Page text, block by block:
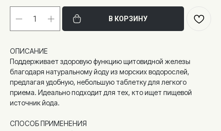
В КОРЗИНУ
ОПИСАНИЕ
Поддерживает здоровую функцию щитовидной железы
благодаря натуральному йоду из морских водорослей,
предлагая удобную, небольшую таблетку для легкого
приема. Идеально подходит для тех, кто ищет пищевой
источник йода.
СПОСОБ ПРИМЕНЕНИЯ